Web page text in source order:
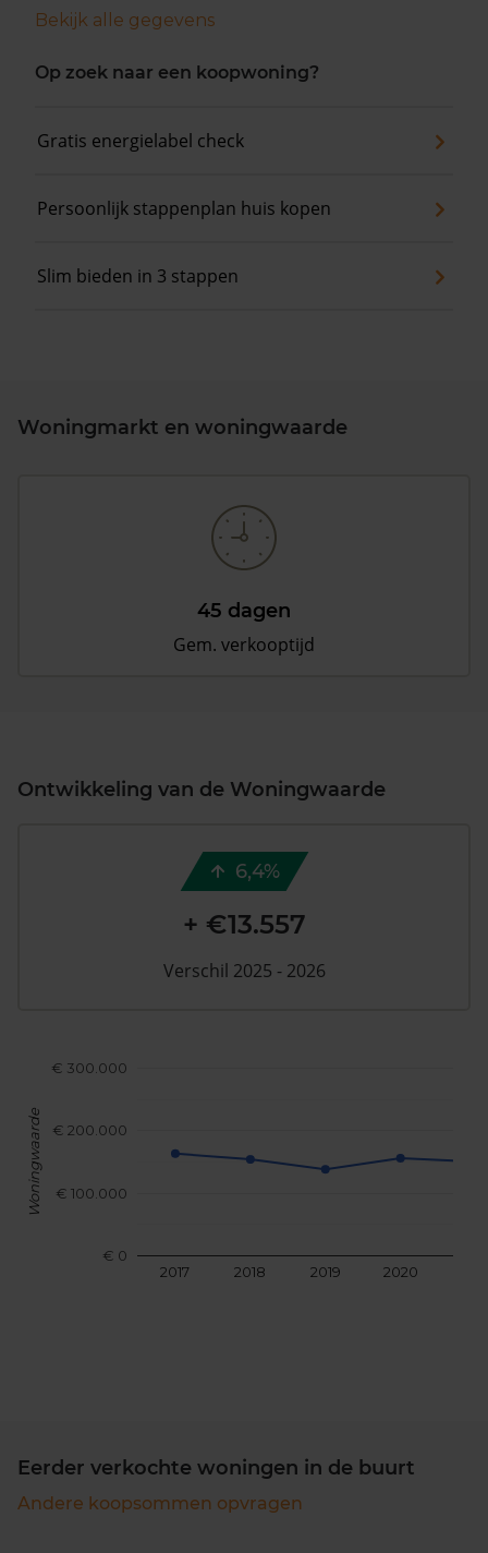
Bekijk alle gegevens
Op zoek naar een koopwoning?
Gratis energielabel check
Persoonlijk stappenplan huis kopen
Slim bieden in 3 stappen
Woningmarkt en woningwaarde
45 dagen
Gem. verkooptijd
Ontwikkeling van de Woningwaarde
2017 2018 2019 2020
€ 0
€ 100.000
€ 200.000
€ 300.000
Woningwaarde
6,4%
+ €13.557
Verschil 2025 - 2026
Eerder verkochte woningen in de buurt
Andere koopsommen opvragen